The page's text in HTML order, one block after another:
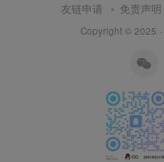
友链申请 免责声明
Copyright © 2025 ·